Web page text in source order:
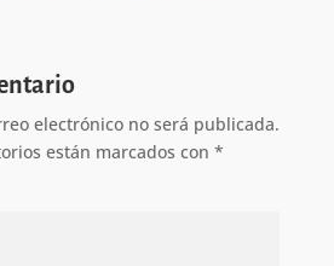
electrónico no será publicada.
están marcados con *